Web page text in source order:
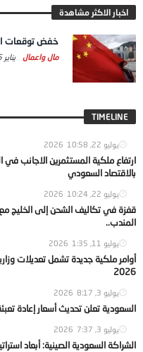
اخبار الاكثر مشاهدة
خفض توقعات
مال واعمال يناير 5, 2025
TIMELINE
يوليو 22, 2026 10:58
ارتفاع ملكية المستثمرين الاجانب
بالاقتصاد السعودي
يوليو 22, 2026 10:24
قفزة في تكاليف الشحن إلى الخليج
المندب..
يوليو 11, 2026 1:35
أوامر ملكية جديدة تشمل تعديلات
2026
يوليو 3, 2026 8:17
السعودية تعلن تحديث أسعار إعادة
يوليو 3, 2026 7:37
الشراكة السعودية الصينية: أبعاد